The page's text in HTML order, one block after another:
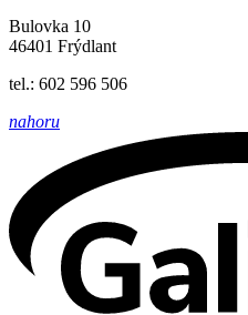
Bulovka 10
46401 Frýdlant
tel.: 602 596 506
nahoru